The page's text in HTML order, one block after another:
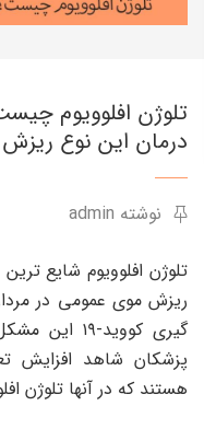
تلوژن افلوویوم
درمان این نوع
نوشته admin
تلوژن افلوویوم شایع
ریزش موی عمومی در
گیری
هستند که در آنها تلوژن